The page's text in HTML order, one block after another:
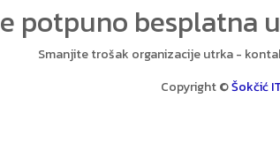
potpuno besplatna
Smanjite trošak organizacije utrka -
Copyright ©Šokčić IT